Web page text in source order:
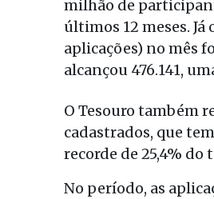
milhão de
últimos 12 meses.
aplicações) no mês
alcançou 476.141,
O Tesouro também
cadastrados, que
recorde de 25,4%
No período, as